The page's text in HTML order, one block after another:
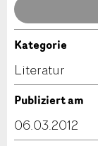
Anzeige
Anzeige
Kontakt
Verfassen Sie
Kategorie
Literatur
Publiziert am
06.03.2012